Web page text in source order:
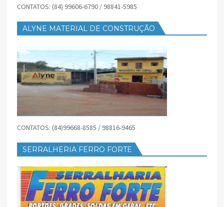
CONTATOS: (84) 99606-6790 / 98841-5985
ALYNE MATERIAL DE CONSTRUÇÃO
CONTATOS: (84)99668-8585 / 98816-9465
SERRALHERIA FERRO FORTE